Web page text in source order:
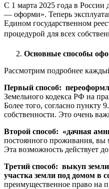
С 1 марта 2025 года в
— оформи». Теперь
Едином государственном
процедурой для всех
Основные способы
Рассмотрим подробнее
Первый способ:
Земельного кодекса РФ на
Более того, согласно пункту
собственности. Это очень
Второй способ: «дачная
постоянного проживания,
Эта возможность действует
Третий способ: выкуп
участка земли под домом в
преимущественное право на